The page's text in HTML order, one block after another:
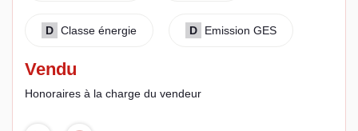
D Classe énergie D Emission GES
Vendu
Honoraires à la charge du vendeur